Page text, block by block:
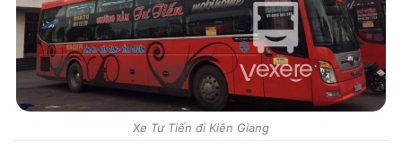
Xe Tư Tiến đi Kiên Giang